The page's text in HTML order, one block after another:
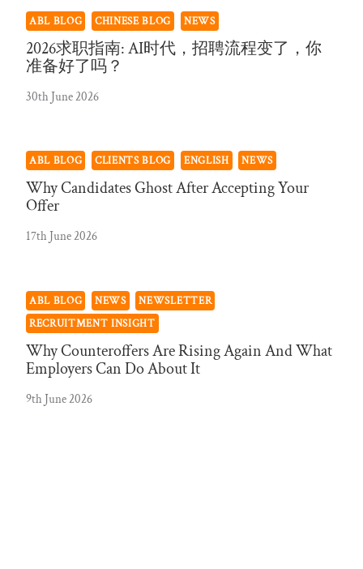
ABL BLOG CHINESE BLOG NEWS
2026求职指南: AI时代，招聘流程变了，你
准备好了吗？
30th June 2026
ABL BLOG CLIENTS BLOG ENGLISH NEWS
Why Candidates Ghost After Accepting Your
Offer
17th June 2026
ABL BLOG NEWS
NEWSLETTER
RECRUITMENT INSIGHT
Why Counteroffers Are Rising Again And What
Employers Can Do About It
9th June 2026